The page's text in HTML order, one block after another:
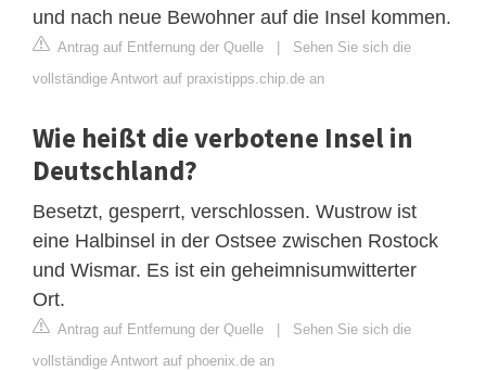
und nach neue Bewohner auf die Insel kommen.
Antrag auf Entfernung der Quelle | Sehen Sie sich die
vollständige Antwort auf praxistipps.chip.de an
Wie heißt die verbotene Insel in
Deutschland?
Besetzt, gesperrt, verschlossen. Wustrow ist
eine Halbinsel in der Ostsee zwischen Rostock
und Wismar. Es ist ein geheimnisumwitterter
Ort.
Antrag auf Entfernung der Quelle | Sehen Sie sich die
vollständige Antwort auf phoenix.de an